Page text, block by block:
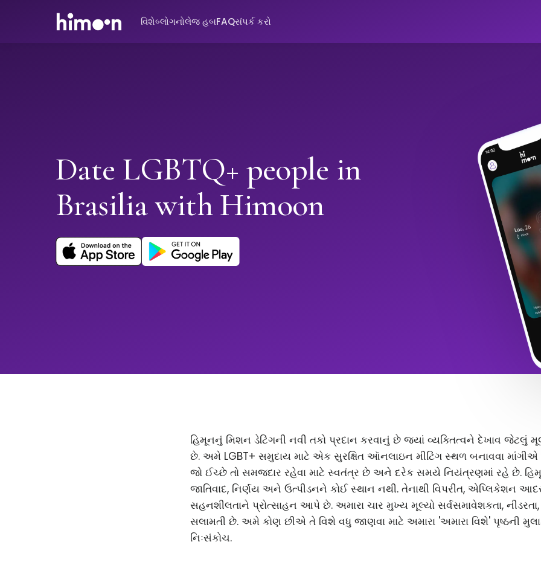
વિશેબ્લોગનોલેજ હબFAQસંપર્ક કરો
Date LGBTQ+ people in
Brasilia with Himoon
હિમૂનનું મિશન ડેટિંગની નવી તકો પ્રદાન કરવાનું છે જ્યાં વ્યક્તિત્વને દેખાવ
છે. અમે LGBT+ સમુદાય માટે એક સુરક્ષિત ઑનલાઇન મીટિંગ સ્થળ બનાવવા માંગીએ
જો ઈચ્છે તો સમજદાર રહેવા માટે સ્વતંત્ર છે અને દરેક સમયે નિયંત્રણમાં રહે છે.
જાતિવાદ, નિર્ણય અને ઉત્પીડનને કોઈ સ્થાન નથી. તેનાથી વિપરીત, એપ્લિકેશન
સહનશીલતાને પ્રોત્સાહન આપે છે. અમારા ચાર મુખ્ય મૂલ્યો સર્વસમાવેશકતા,
સલામતી છે. અમે કોણ છીએ તે વિશે વધુ જાણવા માટે અમારા 'અમારા વિશે' પૃષ્ઠની
નિઃસંકોચ.